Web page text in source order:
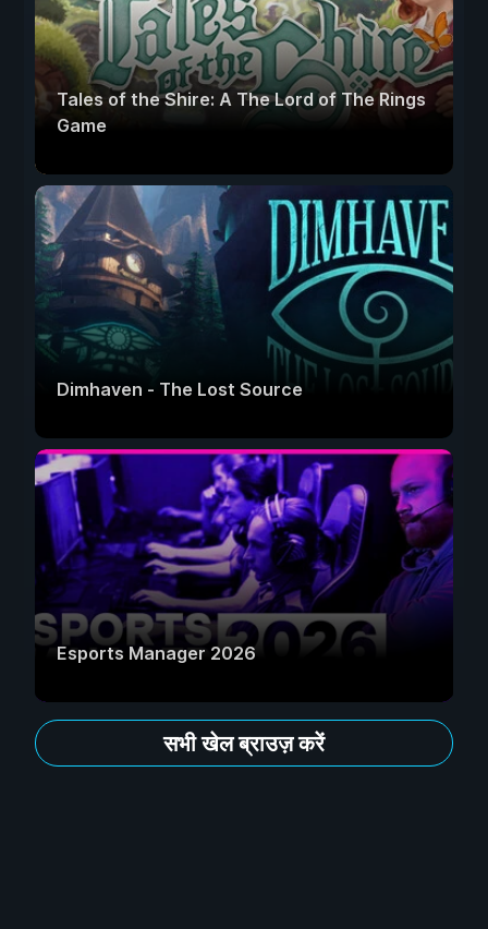
Tales of the Shire: A The Lord of The Rings
Game
Dimhaven - The Lost Source
Esports Manager 2026
सभी खेल ब्राउज़ करें